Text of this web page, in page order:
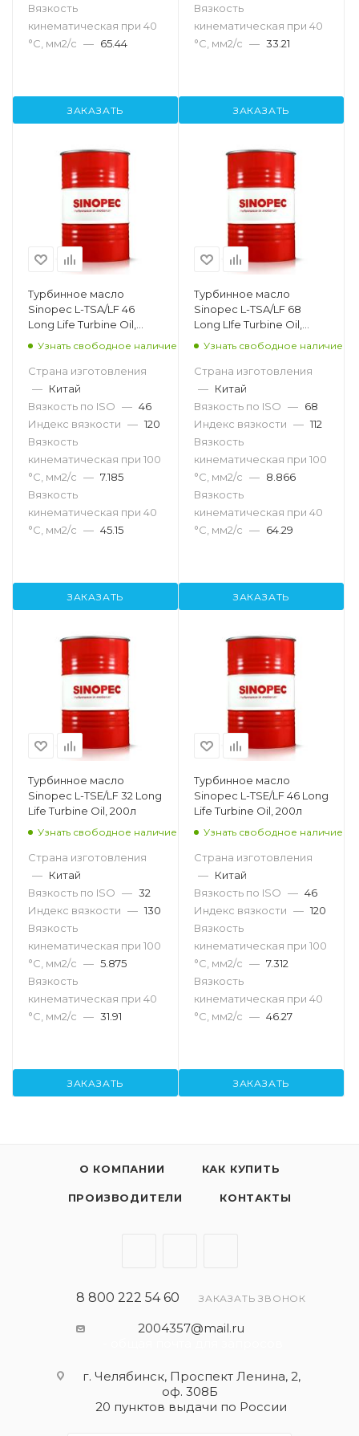
Вязкость
кинематическая при 40
°С, мм2/с — 65.44
ЗАКАЗАТЬ
Вязкость
кинематическая при 40
°С, мм2/с — 33.21
ЗАКАЗАТЬ
Турбинное масло
Sinopec L-TSA/LF 46
Long Life Turbine Oil,
Узнать свободное наличие
Страна изготовления
— Китай
Вязкость по ISO — 46
Индекс вязкости — 120
Вязкость
кинематическая при 100
°С, мм2/с — 7.185
Вязкость
кинематическая при 40
°С, мм2/с — 45.15
ЗАКАЗАТЬ
Турбинное масло
Sinopec L-TSA/LF 68
Long LIfe Turbine Oil,
Узнать свободное наличие
Страна изготовления
— Китай
Вязкость по ISO — 68
Индекс вязкости — 112
Вязкость
кинематическая при 100
°С, мм2/с — 8.866
Вязкость
кинематическая при 40
°С, мм2/с — 64.29
ЗАКАЗАТЬ
Турбинное масло
Sinopec L-TSE/LF 32 Long
Life Turbine Oil, 200л
Узнать свободное наличие
Страна изготовления
— Китай
Вязкость по ISO — 32
Индекс вязкости — 130
Вязкость
кинематическая при 100
°С, мм2/с — 5.875
Вязкость
кинематическая при 40
°С, мм2/с — 31.91
ЗАКАЗАТЬ
Турбинное масло
Sinopec L-TSE/LF 46 Long
Life Turbine Oil, 200л
Узнать свободное наличие
Страна изготовления
— Китай
Вязкость по ISO — 46
Индекс вязкости — 120
Вязкость
кинематическая при 100
°С, мм2/с — 7.312
Вязкость
кинематическая при 40
°С, мм2/с — 46.27
ЗАКАЗАТЬ
О КОМПАНИИ КАК КУПИТЬ
ПРОИЗВОДИТЕЛИ КОНТАКТЫ
8 800 222 54 60 ЗАКАЗАТЬ ЗВОНОК
2004357@mail.ru
г. Челябинск, Проспект Ленина, 2,
оф. 308Б
20 пунктов выдачи по России